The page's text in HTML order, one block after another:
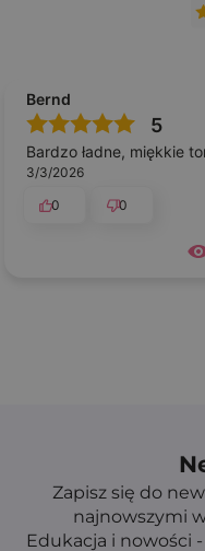
Bernd
5
Bardzo ładne, miękkie
3/3/2026
0
0
Zapisz się do
najnowszymi
Edukacja i nowości